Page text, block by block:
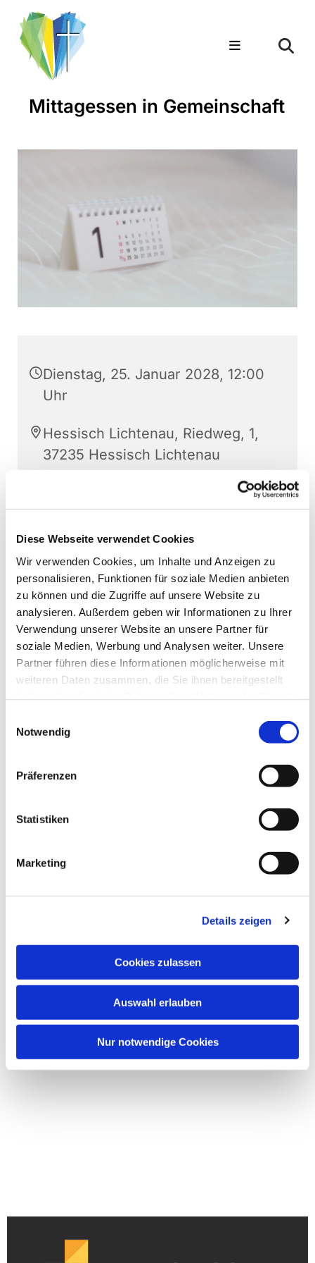
Diese Webseite verwendet Cookies
Wir verwenden Cookies, um Inhalte und Anzeigen zu
personalisieren, Funktionen für soziale Medien anbieten
zu können und die Zugriffe auf unsere Website zu
analysieren. Außerdem geben wir Informationen zu Ihrer
Verwendung unserer Website an unsere Partner für
soziale Medien, Werbung und Analysen weiter. Unsere
Partner führen diese Informationen möglicherweise mit
weiteren Daten zusammen, die Sie ihnen bereitgestellt
Notwendig
Präferenzen
Statistiken
Marketing
Details zeigen
Cookies zulassen
Auswahl erlauben
Nur notwendige Cookies
Mittagessen in Gemeinschaft
Dienstag, 25. Januar 2028, 12:00
Uhr
Hessisch Lichtenau, Riedweg, 1,
37235 Hessisch Lichtenau
Dies könnte Sie auch